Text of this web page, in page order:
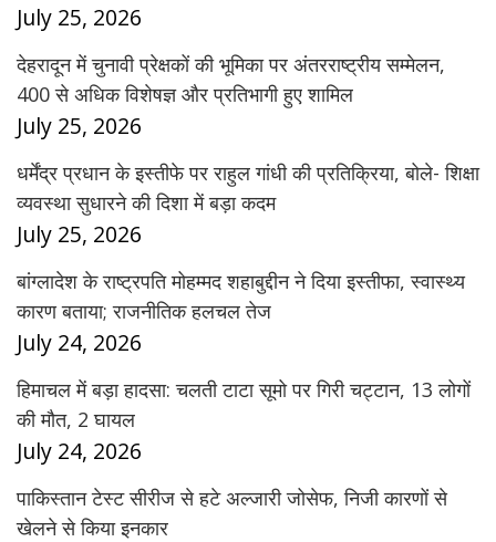
July 25, 2026
देहरादून में चुनावी प्रेक्षकों की भूमिका पर अंतरराष्ट्रीय सम्मेलन,
400 से अधिक विशेषज्ञ और प्रतिभागी हुए शामिल
July 25, 2026
धर्मेंद्र प्रधान के इस्तीफे पर राहुल गांधी की प्रतिक्रिया, बोले- शिक्षा
व्यवस्था सुधारने की दिशा में बड़ा कदम
July 25, 2026
बांग्लादेश के राष्ट्रपति मोहम्मद शहाबुद्दीन ने दिया इस्तीफा, स्वास्थ्य
कारण बताया; राजनीतिक हलचल तेज
July 24, 2026
हिमाचल में बड़ा हादसा: चलती टाटा सूमो पर गिरी चट्टान, 13 लोगों
की मौत, 2 घायल
July 24, 2026
पाकिस्तान टेस्ट सीरीज से हटे अल्जारी जोसेफ, निजी कारणों से
खेलने से किया इनकार